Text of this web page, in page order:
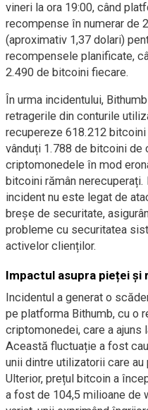
vineri la ora 19:00, când
recompense în numerar de
(aproximativ 1,37 dolari)
recompensele planificate,
2.490 de bitcoini fiecare.
În urma incidentului,
retragerile din conturile
recupereze 618.212
vânduți 1.788 de bitcoini
criptomonedele în mod
bitcoini rămân
incident nu este legat de
breșe de securitate,
probleme cu securitatea
activelor clienților.
Impactul asupra pieței
Incidentul a generat o
pe platforma Bithumb, cu o
criptomonedei, care a ajuns
Această fluctuație a fost
unii dintre utilizatorii care
Ulterior, prețul bitcoin a
a fost de 104,5 milioane de